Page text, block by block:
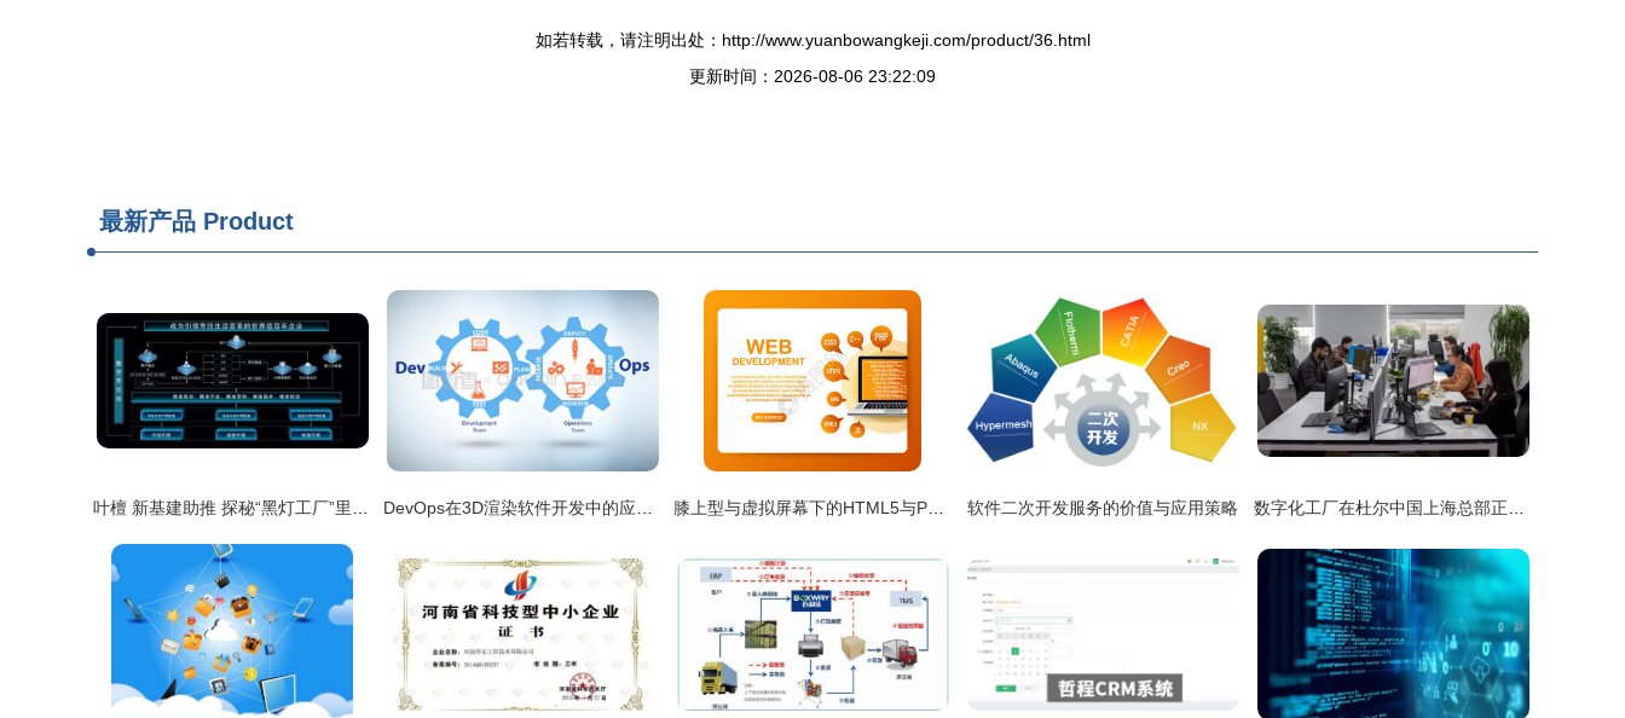
如若转载，请注明出处：http://www.yuanbowangkeji.com/product/36.html
更新时间：2026-08-06 23:22:09
最新产品 Product
软件二次开发服务的价值与应用策略